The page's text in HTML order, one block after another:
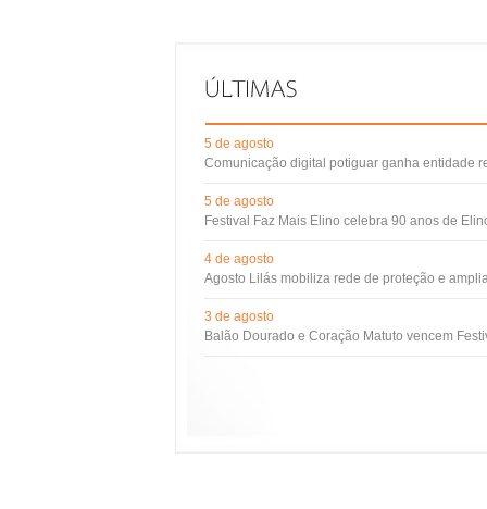
5 de agosto
Comunicação digital potiguar ganha entidade
5 de agosto
Festival Faz Mais Elino celebra 90 anos de
4 de agosto
Agosto Lilás mobiliza rede de proteção e
3 de agosto
Balão Dourado e Coração Matuto vencem